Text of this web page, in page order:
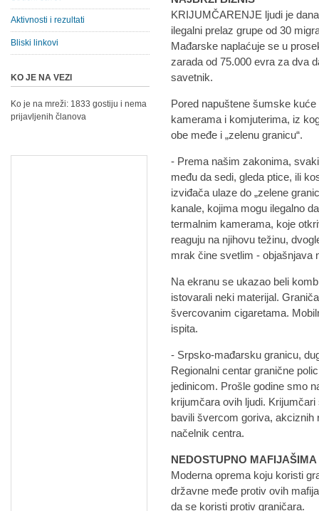
KRIJUMČARENJE ljudi je
ilegalni prelaz grupe od 30
Mađarske naplaćuje se u
zarada od 75.000 evra za dva
savetnik.
Pored napuštene šumske
kamerama i komjuterima, iz
obe međe i „zelenu granicu“.
- Prema našim zakonima,
među da sedi, gleda ptice, ili
izviđača ulaze do „zelene
kanale, kojima mogu ilegalno
termalnim kamerama, koje
reaguju na njihovu težinu,
mrak čine svetlim - objašnjava
Na ekranu se ukazao beli
istovarali neki materijal.
švercovanim cigaretama.
ispita.
- Srpsko-mađarsku granicu,
Regionalni centar granične
jedinicom. Prošle godine smo
krijumčara ovih ljudi.
bavili švercom goriva, akciznih
načelnik centra.
NEDOSTUPNO MAFIJAŠIMA
Moderna oprema koju koristi
državne međe protiv ovih
da se koristi protiv graničara.
Aktivnosti i rezultati
Bliski linkovi
KO JE NA VEZI
Ko je na mreži: 1833 gostiju i nema
prijavljenih članova